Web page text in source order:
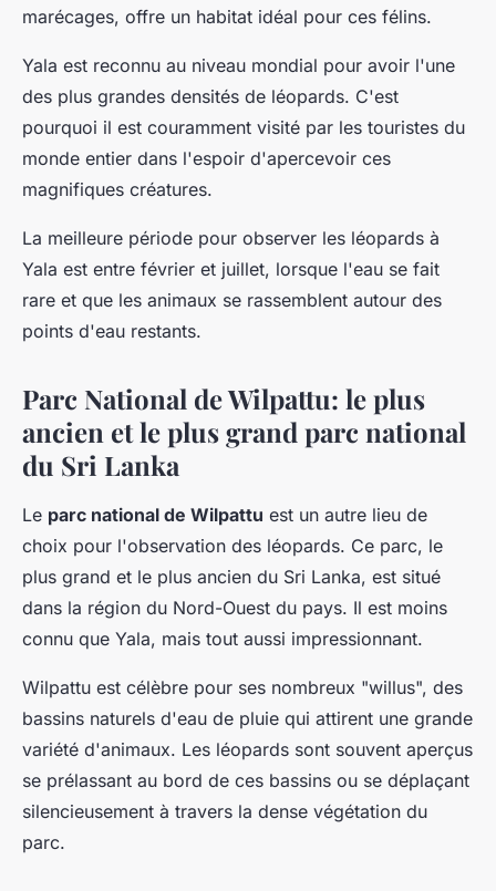
marécages, offre un habitat idéal pour ces félins.
Yala est reconnu au niveau mondial pour avoir l'une
des plus grandes densités de léopards. C'est
pourquoi il est couramment visité par les touristes du
monde entier dans l'espoir d'apercevoir ces
magnifiques créatures.
La meilleure période pour observer les léopards à
Yala est entre février et juillet, lorsque l'eau se fait
rare et que les animaux se rassemblent autour des
points d'eau restants.
Parc National de Wilpattu: le plus
ancien et le plus grand parc national
du Sri Lanka
Le parc national de Wilpattu est un autre lieu de
choix pour l'observation des léopards. Ce parc, le
plus grand et le plus ancien du Sri Lanka, est situé
dans la région du Nord-Ouest du pays. Il est moins
connu que Yala, mais tout aussi impressionnant.
Wilpattu est célèbre pour ses nombreux "willus", des
bassins naturels d'eau de pluie qui attirent une grande
variété d'animaux. Les léopards sont souvent aperçus
se prélassant au bord de ces bassins ou se déplaçant
silencieusement à travers la dense végétation du
parc.